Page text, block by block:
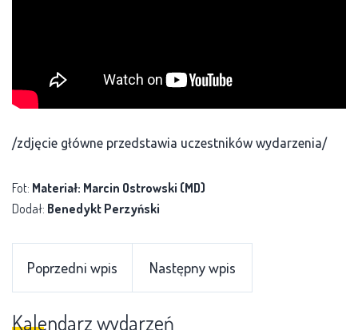
/zdjęcie główne przedstawia uczestników wydarzenia/
Fot: Materiał: Marcin Ostrowski (MD)
Dodał: Benedykt Perzyński
Poprzedni wpis Następny wpis
Kalendarz wydarzeń